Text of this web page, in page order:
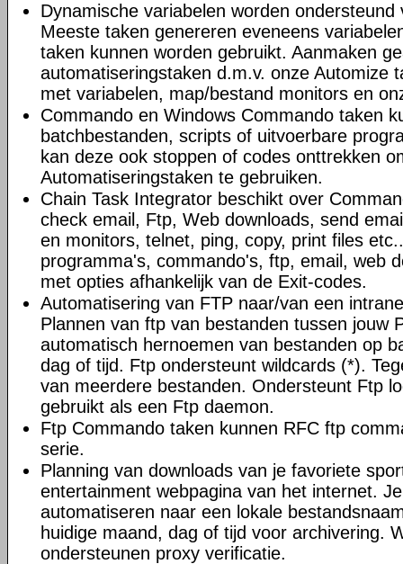
Dynamische variabelen worden
Meeste taken genereren eveneens
taken kunnen worden gebruikt. Aanmaken
automatiseringstaken d.m.v. onze Automize
met variabelen, map/bestand monitors en
Commando en Windows Commando taken
batchbestanden, scripts of uitvoerbare
kan deze ook stoppen of codes onttrekken
Automatiseringstaken te gebruiken.
Chain Task Integrator beschikt over
check email, Ftp, Web downloads, send
en monitors, telnet, ping, copy, print files
programma's, commando's, ftp, email, web
met opties afhankelijk van de Exit-codes.
Automatisering van FTP naar/van een
Plannen van ftp van bestanden tussen jouw
automatisch hernoemen van bestanden op
dag of tijd. Ftp ondersteunt wildcards (*).
van meerdere bestanden. Ondersteunt Ftp
gebruikt als een Ftp daemon.
Ftp Commando taken kunnen RFC ftp
serie.
Planning van downloads van je favoriete
entertainment webpagina van het internet.
automatiseren naar een lokale
huidige maand, dag of tijd voor archivering.
ondersteunen proxy verificatie.